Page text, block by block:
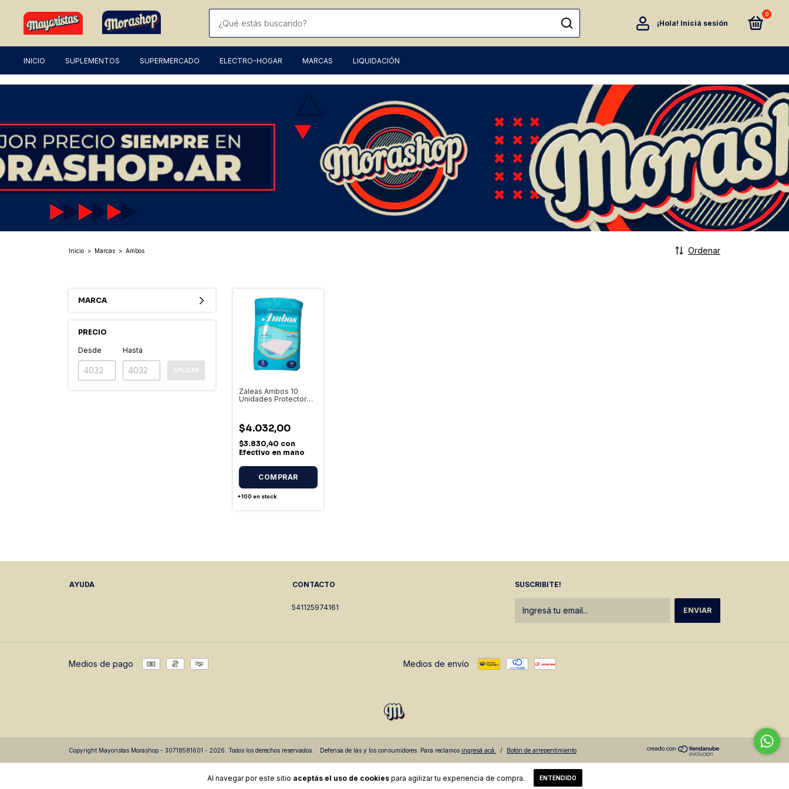
¡Hola! Iniciá sesión
0
INICIO SUPLEMENTOS SUPERMERCADO ELECTRO-HOGAR MARCAS LIQUIDACIÓN
Al navegar por este sitio aceptás el uso de cookiespara agilizar tu experiencia de compra. ENTENDIDO
Inicio > Marcas > Ambos Ordenar
MARCA
PRECIO
Desde Hasta
APLICAR
Zaleas Ambos 10
Unidades Protector
$4.032,00
$3.830,40 con
Efectivo en mano
+100 en stock
AYUDA CONTACTO
541125974161
SUSCRIBITE!
Medios de pago Medios de envío
Copyright Mayoristas Morashop - 30718581601 - 2026. Todos los derechos reservados. Defensa de las y los consumidores. Para reclamos ingresá acá. / Botón de arrepentimiento